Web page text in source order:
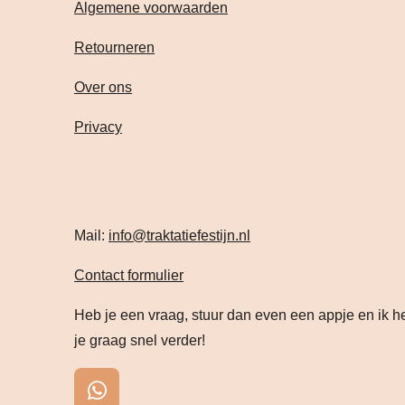
Algemene voorwaarden
Retourneren
Over ons
Privacy
Mail: info@traktatiefestijn.nl
Contact formulier
Heb je een vraag, stuur dan even een appje en ik
je graag snel verder!
W